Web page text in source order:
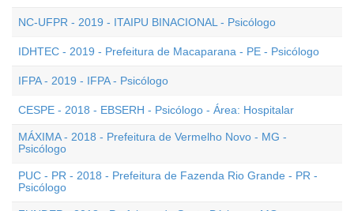
NC-UFPR - 2019 - ITAIPU BINACIONAL - Psicólogo
IDHTEC - 2019 - Prefeitura de Macaparana - PE - Psicólogo
IFPA - 2019 - IFPA - Psicólogo
CESPE - 2018 - EBSERH - Psicólogo - Área: Hospitalar
MÁXIMA - 2018 - Prefeitura de Vermelho Novo - MG -
Psicólogo
PUC - PR - 2018 - Prefeitura de Fazenda Rio Grande - PR -
Psicólogo